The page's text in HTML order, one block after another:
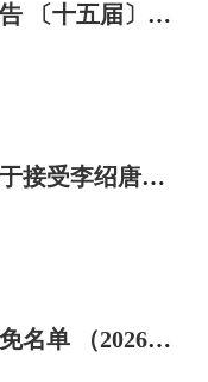
大理日报 | 大理白族自治州人民代表大会常务委员会公告 〔十五届〕第二十七号
大理日报 | 大理白族自治州人民代表大会常务委员会关于接受李绍唐同志辞职的决定
大理日报 | 大理白族自治州人民代表大会常务委员会任免名单 （2026年6月27日大理白族自治州第十五届人民代表大会常务委员会第三十一次会议通过）